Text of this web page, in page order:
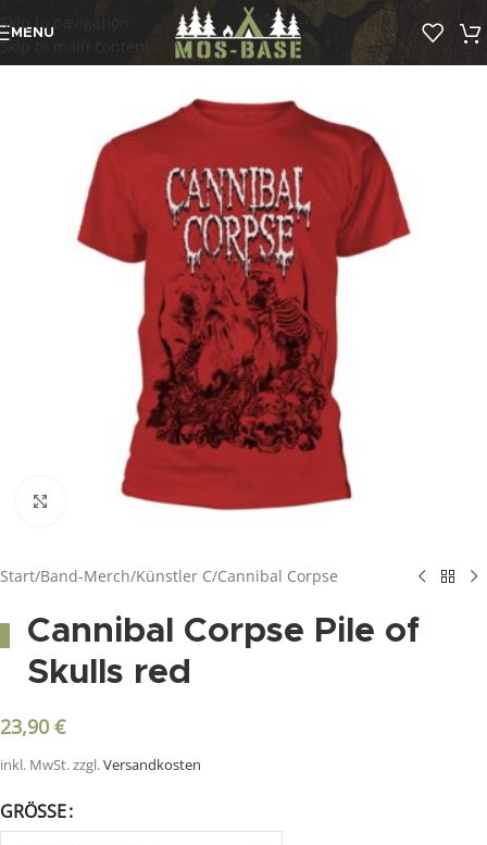
Skip to navigation
Skip to main content
MENU
Click to enlarge
Start/Band-Merch/Künstler C/Cannibal Corpse
Cannibal Corpse Pile of
Skulls red
23,90 €
inkl. MwSt.zzgl.Versandkosten
GRÖSSE